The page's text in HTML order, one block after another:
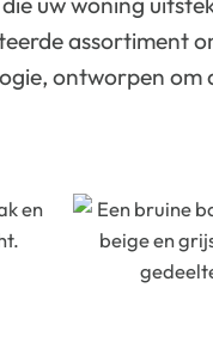
assortiment
ontworpen om